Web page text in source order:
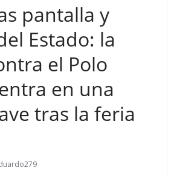
pantalla y
Estado: la
el Polo
en una
tras la feria